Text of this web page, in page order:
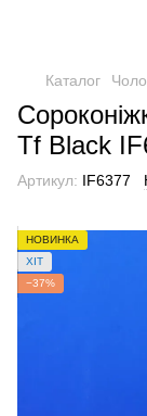
Каталог
Tf Black
Артикул: IF6377
НОВИНКА
ХІТ
−37%